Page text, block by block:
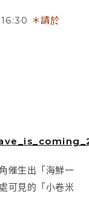
＊請於
催生出「海鮮一
可見的「小卷米